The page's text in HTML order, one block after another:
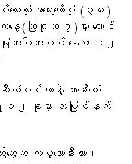
းလုံးအရေးတော်ပုံ (၃၈)
ေ့(သြဂုတ် ၇)မှာ တောင်
းအပါအဝင် နေရာ ၁၂
ဆီယံစင်တာနဲ့ အာဆီယံ
ာ ၁၂ ခုမှာ တပြိုင်နက်
ကမ္ဘောဒီးယား၊